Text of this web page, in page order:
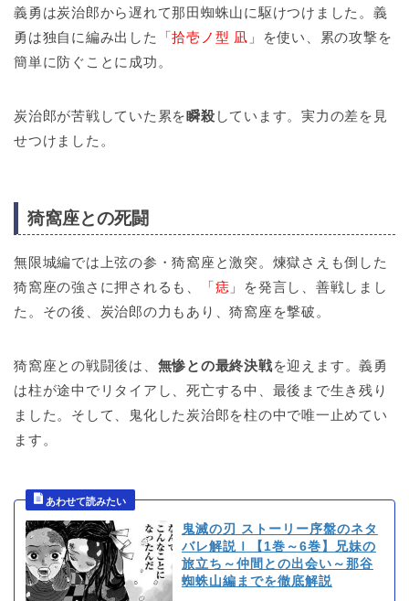
義勇は炭治郎から遅れて那田蜘蛛山に駆けつけました。義
勇は独自に編み出した「拾壱ノ型 凪 」を使い、累の攻撃を
簡単に防ぐことに成功。
炭治郎が苦戦していた累を瞬殺 しています。実力の差を見
せつけました。
猗窩座との死闘
無限城編では上弦の参・猗窩座と激突。煉獄さえも倒した
猗窩座の強さに押されるも、「 痣 」を発言し、善戦しまし
た。その後、炭治郎の力もあり、猗窩座を撃破。
猗窩座との戦闘後は、 無惨との最終決戦を迎えます。義勇
は柱が途中でリタイアし、死亡する中、最後まで生き残り
ました。そして、鬼化した炭治郎を柱の中で唯一止めてい
ます。
鬼滅の刃 ストーリー序盤のネタ
バレ解説ｌ【1巻～6巻】兄妹の
旅立ち～仲間との出会い～那谷
蜘蛛山編までを徹底解説